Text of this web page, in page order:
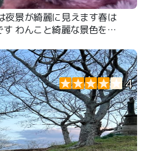
夜景が綺麗に見えます春は
わんこと綺麗な景色を見
4